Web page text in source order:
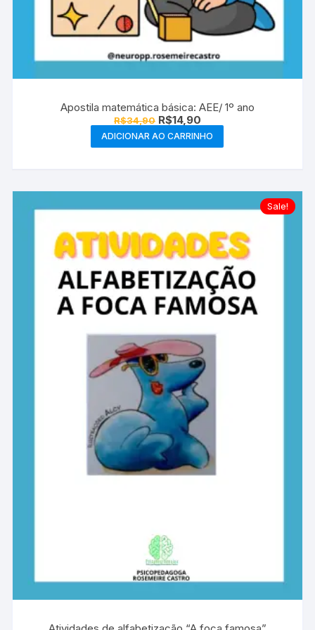
Apostila matemática básica: AEE/ 1º ano
R$34,90 O
preço
original
era:
R$14,90O
preço
atual
é:
ADICIONAR AO CARRINHO
Sale!